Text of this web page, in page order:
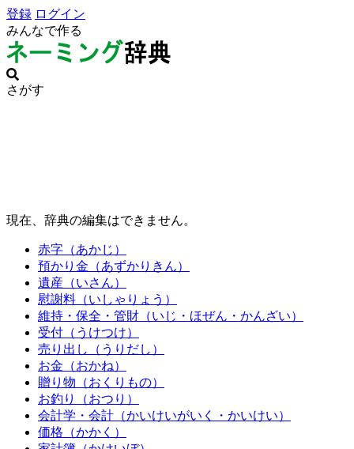
登録 ログイン
みんなで作る
さがす
現在、辞典の編集はできません。
赤字（あかじ）
預かり金（あずかりきん）
遺産（いさん）
慰謝料（いしゃりょう）
維持・保全・管財（いじ・ほぜん・かんざい）
受付（うけつけ）
売り出し（うりだし）
お金（おかね）
贈り物（おくりもの）
お釣り（おつり）
会計学・会計（かいけいがいく・かいけい）
価格（かかく）